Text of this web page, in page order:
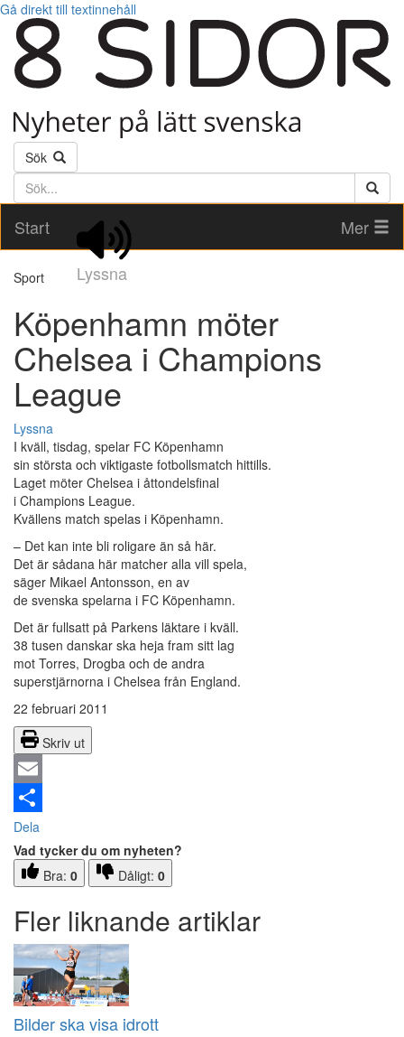
Gå direkt till textinnehåll
Sök
Söktext
Start
Lyssna
Mer
Sport
Köpenhamn möter
Chelsea i Champions
League
Lyssna
I kväll, tisdag, spelar FC Köpenhamn
sin största och viktigaste fotbollsmatch hittills.
Laget möter Chelsea i åttondelsfinal
i Champions League.
Kvällens match spelas i Köpenhamn.
– Det kan inte bli roligare än så här.
Det är sådana här matcher alla vill spela,
säger Mikael Antonsson, en av
de svenska spelarna i FC Köpenhamn.
Det är fullsatt på Parkens läktare i kväll.
38 tusen danskar ska heja fram sitt lag
mot Torres, Drogba och de andra
superstjärnorna i Chelsea från England.
22 februari 2011
Skriv ut
Email
Dela
Vad tycker du om nyheten?
Bra: 0 Dåligt: 0
Fler liknande artiklar
Bilder ska visa idrott